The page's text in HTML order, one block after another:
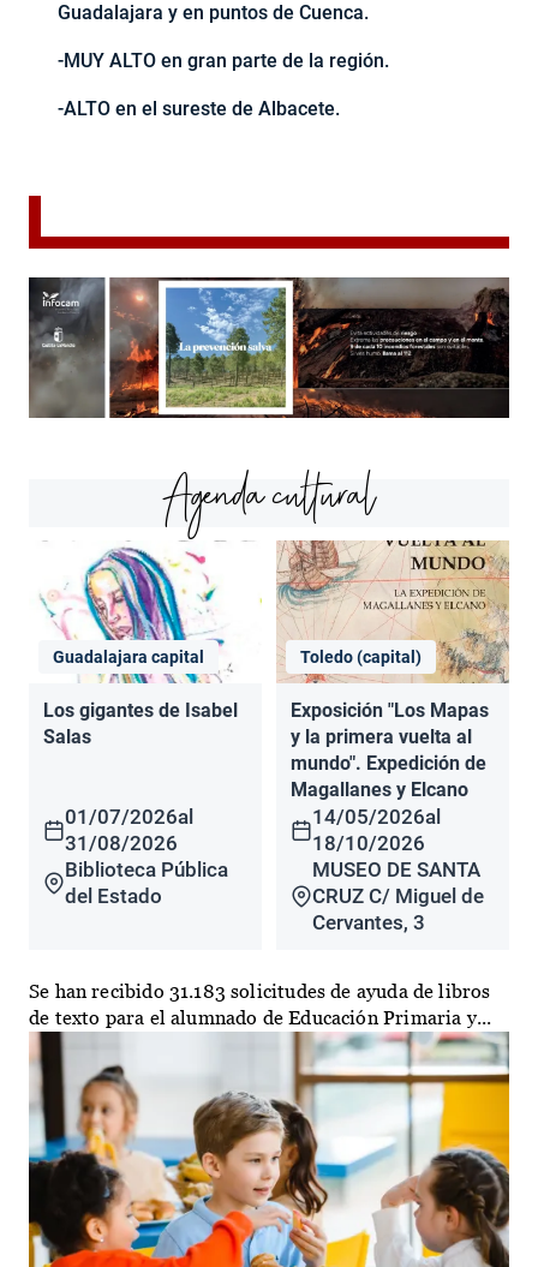
Guadalajara y en puntos de Cuenca.
-MUY ALTO en gran parte de la región.
-ALTO en el sureste de Albacete.
Agenda cultural
Guadalajara capital
Los gigantes de Isabel
Salas
01/07/2026al
31/08/2026
Biblioteca Pública
del Estado
Toledo (capital)
Exposición "Los Mapas
y la primera vuelta al
mundo". Expedición de
Magallanes y Elcano
14/05/2026al
18/10/2026
MUSEO DE SANTA
CRUZ C/ Miguel de
Cervantes, 3
Se han recibido 31.183 solicitudes de ayuda de libros
de texto para el alumnado de Educación Primaria y...